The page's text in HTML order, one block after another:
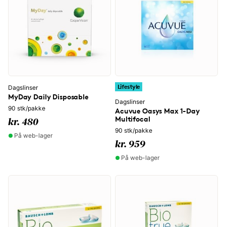
Dagslinser
MyDay Daily Disposable
90 stk/pakke
kr. 480
På web-lager
Lifestyle
Dagslinser
Acuvue Oasys Max 1-Day
Multifocal
90 stk/pakke
kr. 959
På web-lager